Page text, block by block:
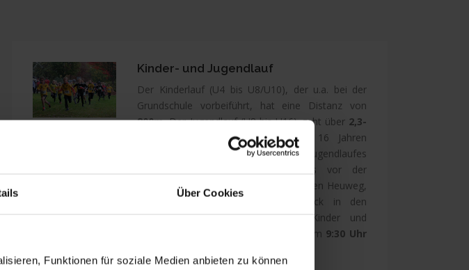
Über Cookies
Funktionen für soziale Medien anbieten zu können
Kinder- und Jugendlauf
Der Kinderlauf (U4 bis U8/U10), der u.a. bei der
Grundschule vorbeiführt, hat eine Distanz von
800m. Der Jugendlauf (U8 bis U16) geht über 2,3-
und wird für Teilnehmer bis 16 Jahren
angeboten. Die Streckenführung des Jugendlaufes
geht entlang des Start/Zielbereichs vor der
Mehrzweckhalle im Tannenweg über den Heuweg,
Immengrund und Osterberg zurück in den
Tannenweg. Das Startgeld für Kinder und
Jugendliche liegt bei 2 Euro. Start ist um 9:30 Uhr